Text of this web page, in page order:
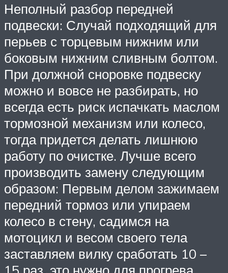
Неполный разбор передней
подвески: Случай подходящий для
перьев с торцевым нижним или
боковым нижним сливным болтом.
При должной сноровке подвеску
можно и вовсе не разбирать, но
всегда есть риск испачкать маслом
тормозной механизм или колесо,
тогда придется делать лишнюю
работу по очистке. Лучше всего
производить замену следующим
образом: Первым делом зажимаем
передний тормоз или упираем
колесо в стену, садимся на
мотоцикл и весом своего тела
заставляем вилку сработать 10 –